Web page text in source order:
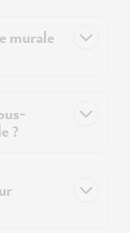
murale
?